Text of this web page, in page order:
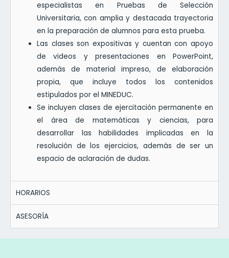
especialistas en Pruebas de Selección
Universitaria, con amplia y destacada trayectoria
en la preparación de alumnos para esta prueba.
Las clases son expositivas y cuentan con apoyo
de videos y presentaciones en PowerPoint,
además de material impreso, de elaboración
propia, que incluye todos los contenidos
estipulados por el MINEDUC.
Se incluyen clases de ejercitación permanente en
el área de matemáticas y ciencias, para
desarrollar las habilidades implicadas en la
resolución de los ejercicios, además de ser un
espacio de aclaración de dudas.
HORARIOS
ASESORÍA